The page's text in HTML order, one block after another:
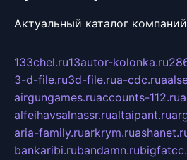
Актуальный каталог
133chel.ru13autor-kolonka.ru
3-d-file.ru3d-file.rua-cdc.ru
airgungames.ruaccounts-112.ru
alfeihavsalnassr.rualtaipant.ru
aria-family.ruarkrym.ru
bankaribi.rubandamn.ru